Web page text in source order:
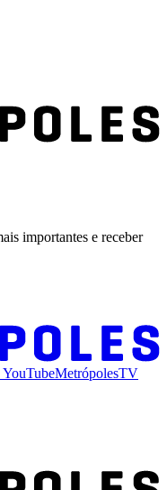
importantes e receber
YouTubeMetrópolesTV